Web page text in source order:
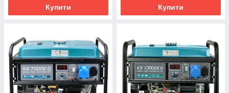
Купити Купити